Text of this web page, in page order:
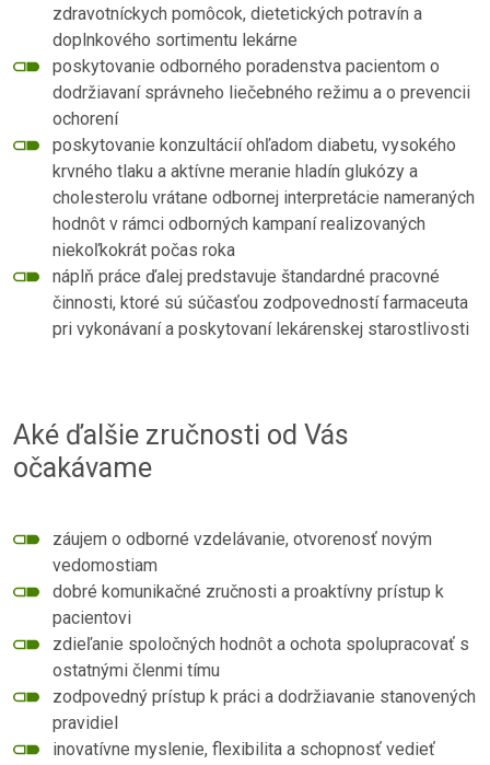
zdravotníckych pomôcok, dietetických potravín a
doplnkového sortimentu lekárne
poskytovanie odborného poradenstva pacientom o
dodržiavaní správneho liečebného režimu a o prevencii
ochorení
poskytovanie konzultácií ohľadom diabetu, vysokého
krvného tlaku a aktívne meranie hladín glukózy a
cholesterolu vrátane odbornej interpretácie nameraných
hodnôt v rámci odborných kampaní realizovaných
niekoľkokrát počas roka
náplň práce ďalej predstavuje štandardné pracovné
činnosti, ktoré sú súčasťou zodpovedností farmaceuta
pri vykonávaní a poskytovaní lekárenskej starostlivosti
Aké ďalšie zručnosti od Vás
očakávame
záujem o odborné vzdelávanie, otvorenosť novým
vedomostiam
dobré komunikačné zručnosti a proaktívny prístup k
pacientovi
zdieľanie spoločných hodnôt a ochota spolupracovať s
ostatnými členmi tímu
zodpovedný prístup k práci a dodržiavanie stanovených
pravidiel
inovatívne myslenie, flexibilita a schopnosť vedieť